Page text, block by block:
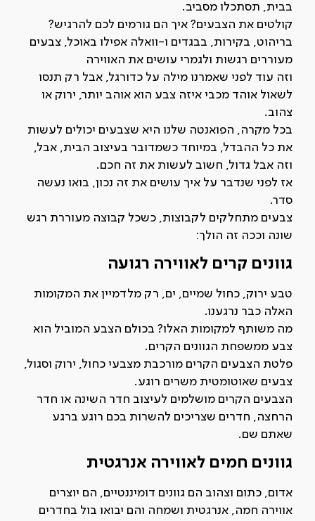
בבית, תסתכלו מסביב.
קולטים את הצבעים? איך הם גורמים לכם להרגיש?
בריהוט, בקירות, בבגדים ו-וואלה אפילו באוכל, צבעים
מעוררים רגשות ולגמרי עושים את האווירה
וזה עוד לפני שאמרנו מילה על כדורגל, אבל רק תנסו
לשאול אוהד מכבי איזה צבע הוא אוהב יותר, ירוק או
צהוב.
בכל מקרה, הפואנטה שלנו היא שצבעים יכולים לעשות
את כל ההבדל, במיוחד כשמדובר בעיצוב הבית, אבל,
וזה אבל גדול, חשוב לעשות את זה חכם.
אז לפני שנדבר על איך עושים את זה נכון, בואו נעשה
סדר.
צבעים מתחלקים לקבוצות, כשכל קבוצה מעוררת רגש
שונה וככה זה הולך:
גוונים קרים לאווירה רגועה
טבע ירוק, כחול שמיים, ים, רק מלדמיין את המקומות
האלה כבר נרגענו.
מה משותף למקומות האלו? בכולם הצבע המוביל הוא
צבע ממשפחת הגוונים הקרים.
פלטת הצבעים הקרים מורכבת מצבעי כחול, ירוק וסגול,
צבעים שאוטומטית משרים רוגע.
הצבעים הקרים מושלמים לעיצוב חדר השינה או חדר
הרחצה, חדרים שצריכים להשרות בכם רוגע ברגע
שאתם שם.
גוונים חמים לאווירה אנרגטית
אדום, כתום וצהוב הם גוונים דומיננטיים, הם יוצרים
אווירה חמה, אנרגטית ושמחה והם יבואו בול בחדרים